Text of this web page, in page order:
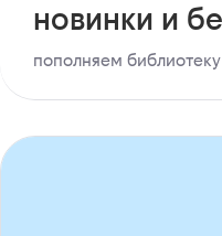
новинки и
пополняем